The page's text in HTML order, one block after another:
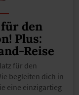
den
Plus:
Reise
für den
begleiten dich in
eine einzigartieg